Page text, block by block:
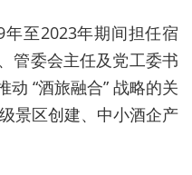
至2023年期间担任宿
管委会主任及党工委书
“酒旅融合” 战略的关
景区创建、中小酒企产